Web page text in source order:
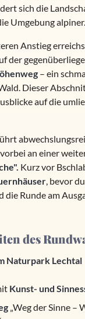
sich die
Umgebung alpiner.
Anstieg
der
– ein
Dieser
auf die
an einer
Kurz vor
, bevor
die Runde am
des
Naturpark Lechtal
Kunst- und
„Weg der Sinne –